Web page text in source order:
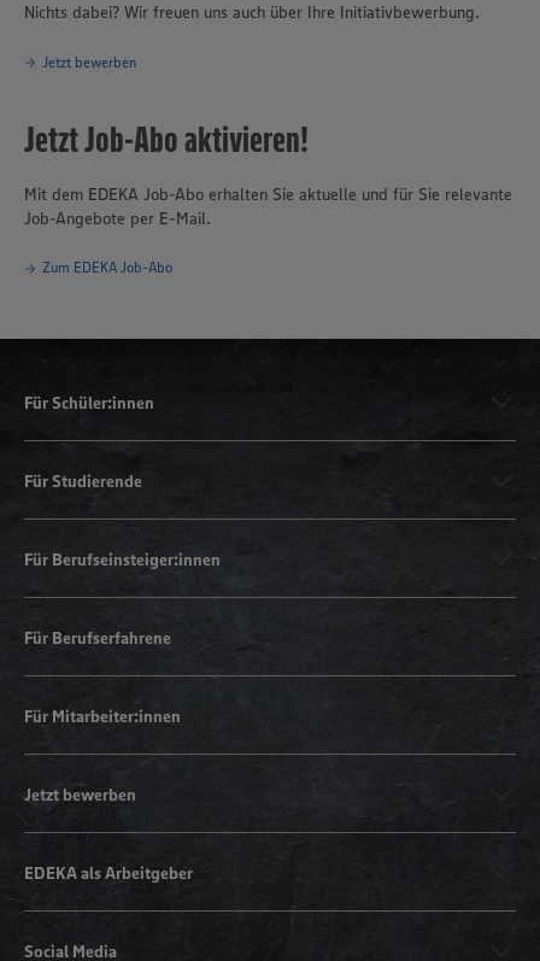
Nichts dabei? Wir freuen uns auch über Ihre Initiativbewerbung.
Jetzt bewerben
Jetzt Job-Abo aktivieren!
Mit dem EDEKA Job-Abo erhalten Sie aktuelle und für Sie relevante
Job-Angebote per E-Mail.
Zum EDEKA Job-Abo
Für Schüler:innen
Für Studierende
Für Berufseinsteiger:innen
Für Berufserfahrene
Für Mitarbeiter:innen
Jetzt bewerben
EDEKA als Arbeitgeber
Social Media